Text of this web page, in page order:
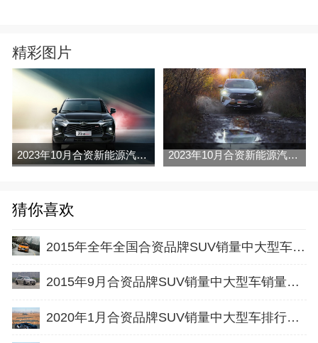
精彩图片
2023年10月合资新能源汽车销量排行榜完整版名单(批发量 2023年10月合资新能源汽车销量排行榜名单及指导价(零售量
猜你喜欢
2015年全年全国合资品牌SUV销量中大型车销量排行榜完整版名单
2015年9月合资品牌SUV销量中大型车销量排行榜完整版名单
2020年1月合资品牌SUV销量中大型车排行榜完整版名单